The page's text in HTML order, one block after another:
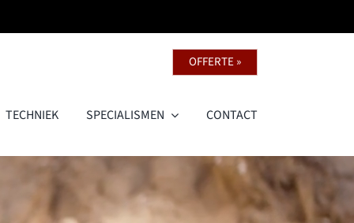
OFFERTE »
TECHNIEK SPECIALISMEN CONTACT